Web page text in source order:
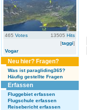
465 Votes 13505 Hits
[taggi]
Vogar
Neu hier? Fragen?
Was ist paragliding365?
Häufig gestellte Fragen
Erfassen
Fluggebiet erfassen
Flugschule erfassen
Reisebericht erfassen